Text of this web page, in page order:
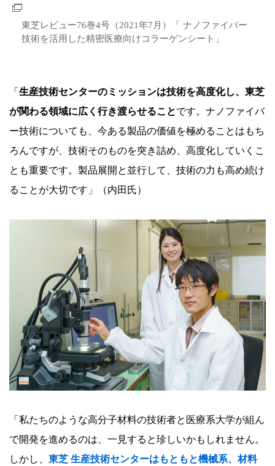
東芝レビュー76巻4号（2021年7月）「 ナノファイバー
技術を活用した精密医療向けコラーゲンシート」
「 生産技術センターのミッションは技術を高度化し、東芝
が関わる領域に広く行き渡らせることです。ナノファイバ
ー技術についても、今ある製品の価値を極めることはもち
ろんですが、技術そのものを突き詰め、高度化していくこ
とも重要です。製品展開と並行して、技術の力も高め続け
ることが大切です」（内田氏）
「私たちのような高分子材料の技術者と医療系大学が組ん
で開発を進めるのは、一見すると珍しいかもしれません。
しかし、 東芝 生産技術センターはもともと機械系、材料